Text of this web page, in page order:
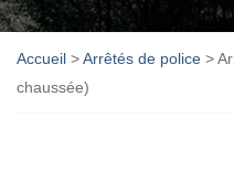
Accueil >Arrêtés de police >
chaussée)